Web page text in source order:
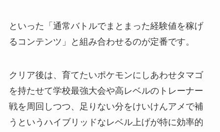
といった「通常バトルでまとまった経験値を稼げ
るコンテンツ」と組み合わせるのが定番です。
クリア後は、育てたいポケモンにしあわせタマゴ
を持たせて学校最強大会や高レベルのトレーナー
戦を周回しつつ、足りない分をけいけんアメで補
うというハイブリッドなレベル上げが特に効率的